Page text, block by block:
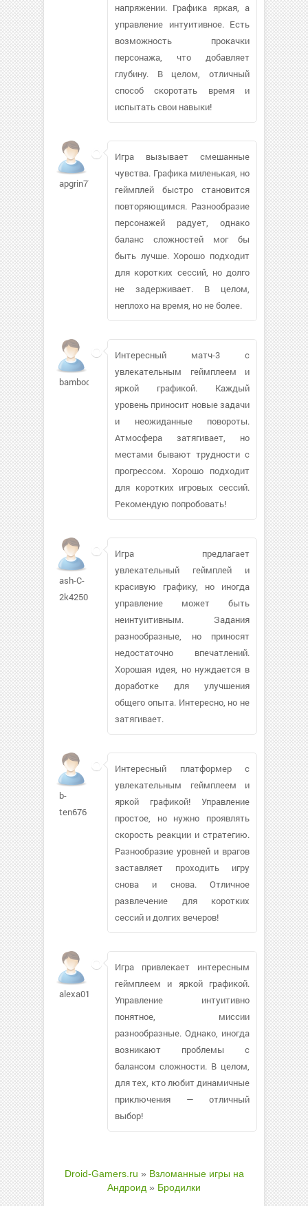
напряжении. Графика яркая, а
управление интуитивное. Есть
возможность прокачки
персонажа, что добавляет
глубину. В целом, отличный
способ скоротать время и
испытать свои навыки!
apgrin775
Игра вызывает смешанные
чувства. Графика миленькая, но
геймплей быстро становится
повторяющимся. Разнообразие
персонажей радует, однако
баланс сложностей мог бы
быть лучше. Хорошо подходит
для коротких сессий, но долго
не задерживает. В целом,
неплохо на время, но не более.
bamboozler
Интересный матч-3 с
увлекательным геймплеем и
яркой графикой. Каждый
уровень приносит новые задачи
и неожиданные повороты.
Атмосфера затягивает, но
местами бывают трудности с
прогрессом. Хорошо подходит
для коротких игровых сессий.
Рекомендую попробовать!
ash-C-
2k4250
Игра предлагает
увлекательный геймплей и
красивую графику, но иногда
управление может быть
неинтуитивным. Задания
разнообразные, но приносят
недостаточно впечатлений.
Хорошая идея, но нуждается в
доработке для улучшения
общего опыта. Интересно, но не
затягивает.
b-
ten676
Интересный платформер с
увлекательным геймплеем и
яркой графикой! Управление
простое, но нужно проявлять
скорость реакции и стратегию.
Разнообразие уровней и врагов
заставляет проходить игру
снова и снова. Отличное
развлечение для коротких
сессий и долгих вечеров!
alexa018102
Игра привлекает интересным
геймплеем и яркой графикой.
Управление интуитивно
понятное, миссии
разнообразные. Однако, иногда
возникают проблемы с
балансом сложности. В целом,
для тех, кто любит динамичные
приключения — отличный
выбор!
Droid-Gamers.ru » Взломанные игры на
Андроид » Бродилки